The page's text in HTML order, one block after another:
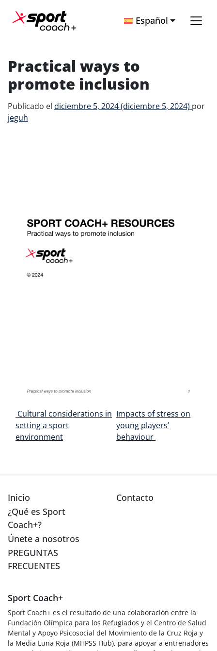
Navegación principal Español
Practical ways to
promote inclusion
Publicado el diciembre 5, 2024(diciembre 5, 2024) por
jeguh
Navegación de entradas
Cultural considerations in
setting a sport
environment
Impacts of stress on
young players’
behaviour
Inicio
¿Qué es Sport
Coach+?
Únete a nosotros
PREGUNTAS
FRECUENTES
Contacto
Sport Coach+
Sport Coach+ es el resultado de una colaboración entre la
Fundación Olímpica para los Refugiados y el Centro de Salud
Mental y Apoyo Psicosocial del Movimiento de la Cruz Roja y
la Media Luna Roja (MHPSS Hub), para apoyar a entrenadores